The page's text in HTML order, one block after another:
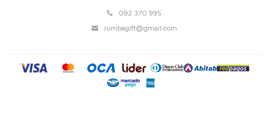
092 370 995
rumbagift@gmail.com